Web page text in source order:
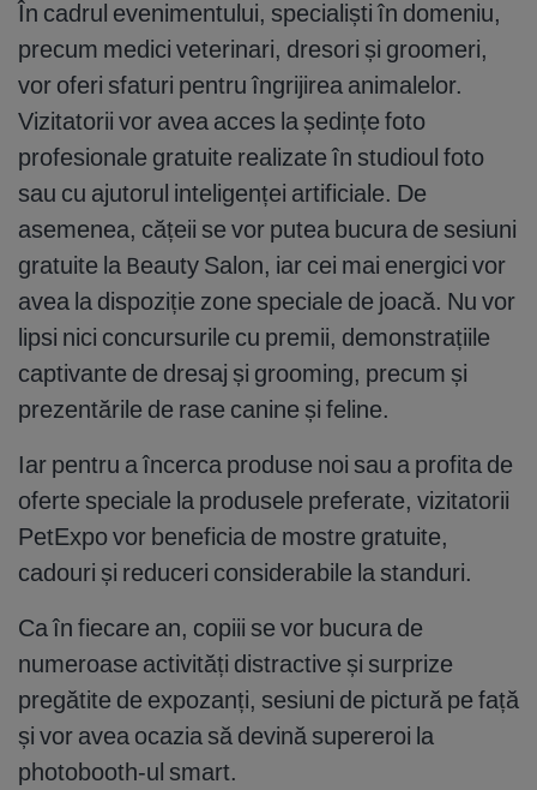
În cadrul evenimentului, specialiști în domeniu,
precum medici veterinari, dresori și groomeri,
vor oferi sfaturi pentru îngrijirea animalelor.
Vizitatorii vor avea acces la ședințe foto
profesionale gratuite realizate în studioul foto
sau cu ajutorul inteligenței artificiale. De
asemenea, cățeii se vor putea bucura de sesiuni
gratuite la Beauty Salon, iar cei mai energici vor
avea la dispoziție zone speciale de joacă. Nu vor
lipsi nici concursurile cu premii, demonstrațiile
captivante de dresaj și grooming, precum și
prezentările de rase canine și feline.
Iar pentru a încerca produse noi sau a profita de
oferte speciale la produsele preferate, vizitatorii
PetExpo vor beneficia de mostre gratuite,
cadouri și reduceri considerabile la standuri.
Ca în fiecare an, copiii se vor bucura de
numeroase activități distractive și surprize
pregătite de expozanți, sesiuni de pictură pe față
și vor avea ocazia să devină supereroi la
photobooth-ul smart.